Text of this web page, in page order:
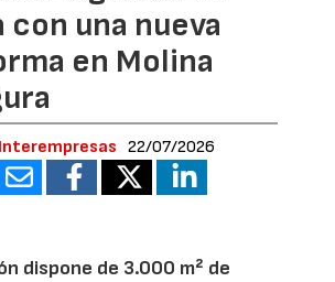
con una nueva
en Molina
22/07/2026
dispone de 3.000 m² de